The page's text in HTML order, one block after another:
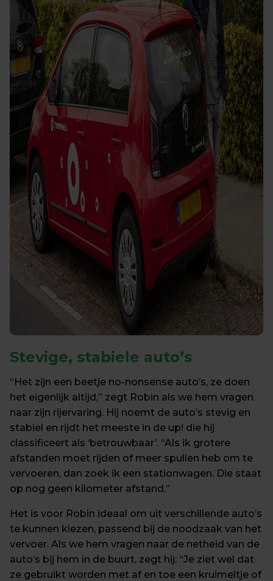
Stevige, stabiele auto’s
“Het zijn een beetje no-nonsense auto’s, ze doen
het eigenlijk altijd,” zegt Robin als we hem vragen
naar zijn rijervaring. Hij noemt de auto’s stevig en
stabiel en rijdt het meeste in de up! die hij
classificeert als ‘betrouwbaar’. “Als ik grotere
afstanden moet rijden of meer spullen heb om te
vervoeren, dan zoek ik een stationwagen. Die staat
op nog geen kilometer afstand.”
Het is voor Robin ideaal om uit verschillende auto’s
te kunnen kiezen, passend bij de noodzaak van het
vervoer. Als we hem vragen naar de netheid van de
auto’s bij hem in de buurt, zegt hij: “Je ziet wel dat
ze gebruikt worden met af en toe een kruimeltje of